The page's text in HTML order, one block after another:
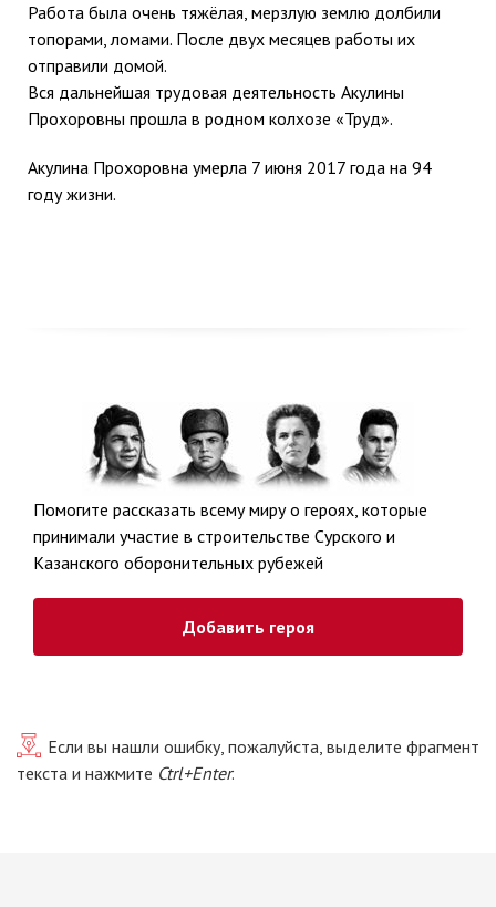
Работа была очень тяжёлая, мерзлую землю долбили
топорами, ломами. После двух месяцев работы их
отправили домой.
Вся дальнейшая трудовая деятельность Акулины
Прохоровны прошла в родном колхозе «Труд».
Акулина Прохоровна умерла 7 июня 2017 года на 94
году жизни.
Помогите рассказать всему миру о героях, которые
принимали участие в строительстве Сурского и
Казанского оборонительных рубежей
Добавить героя
Если вы нашли ошибку, пожалуйста, выделите фрагмент
текста и нажмите Ctrl+Enter.